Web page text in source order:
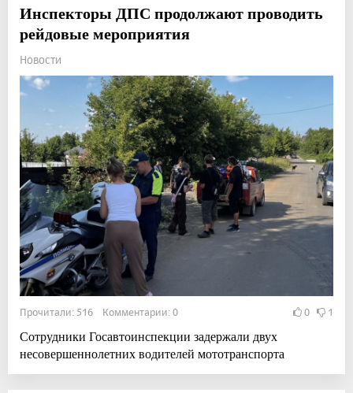
Инспекторы ДПС продолжают проводить
рейдовые мероприятия
Новости
Прочитали: 516 Комментарии: 0 0 1
Сотрудники Госавтоинспекции задержали двух
несовершеннолетних водителей мототранспорта